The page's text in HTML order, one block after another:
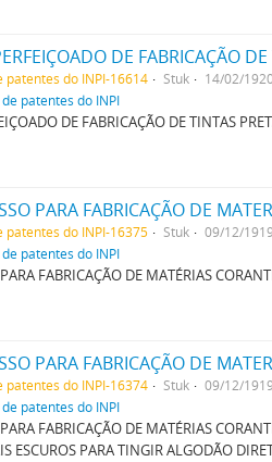
DE FABRICAÇÃO
patentes do INPI-16614 Stuk
14/02/
patentes do INPI
DE FABRICAÇÃO DE TINTAS
patentes do INPI-16375 Stuk
09/12/1919
patentes do INPI
FABRICAÇÃO DE MATÉRIAS
patentes do INPI-16374 Stuk
09/12/1919
patentes do INPI
FABRICAÇÃO DE MATÉRIAS
ESCUROS PARA TINGIR ALGODÃO